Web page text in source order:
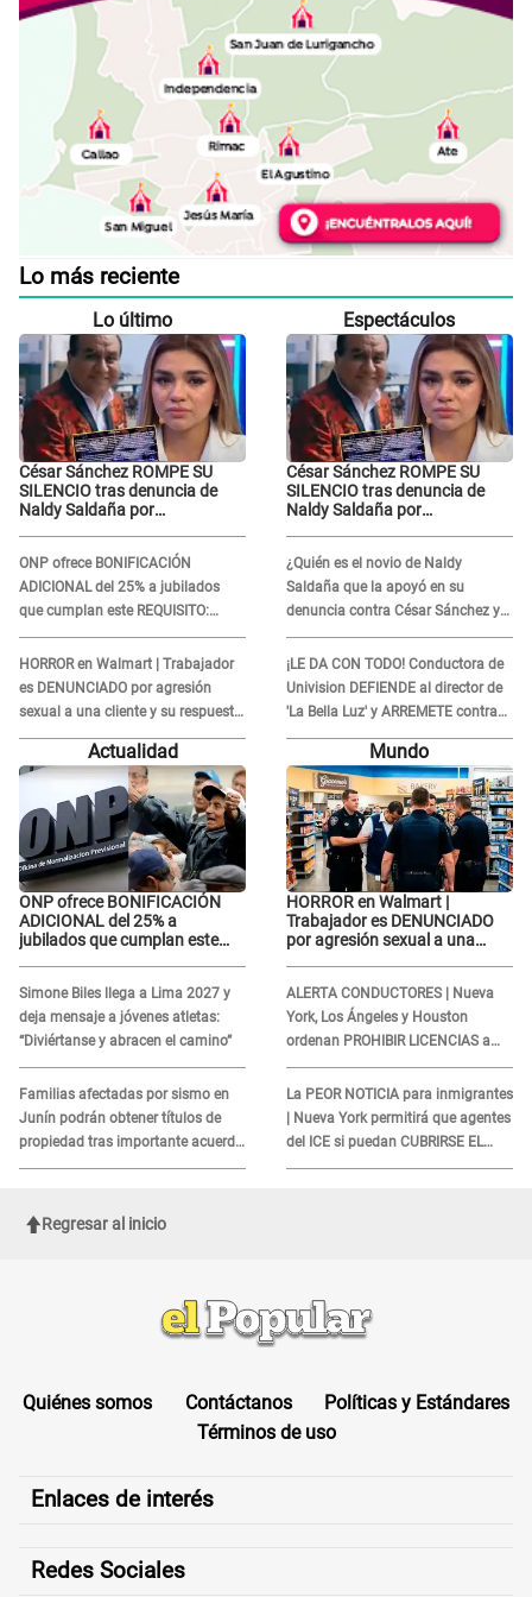
Lo más reciente
Lo último
César Sánchez ROMPE SU
SILENCIO tras denuncia de
Naldy Saldaña por
inocencia"
ONP ofrece BONIFICACIÓN
ADICIONAL del 25% a jubilados
que cumplan este REQUISITO:
revisa si accedes aquí
HORROR en Walmart | Trabajador
es DENUNCIADO por agresión
sexual a una cliente y su respuesta
INDIGNÓ A TODOS
Espectáculos
César Sánchez ROMPE SU
SILENCIO tras denuncia de
Naldy Saldaña por
inocencia"
¿Quién es el novio de Naldy
Saldaña que la apoyó en su
denuncia contra César Sánchez y
confrontó al dueño de 'La Bella
Luz'?
¡LE DA CON TODO! Conductora de
Univision DEFIENDE al director de
'La Bella Luz' y ARREMETE contra
Naldy Saldaña: “Muchas
Actualidad
ONP ofrece BONIFICACIÓN
ADICIONAL del 25% a
jubilados que cumplan este
Simone Biles llega a Lima 2027 y
deja mensaje a jóvenes atletas:
“Diviértanse y abracen el camino”
Familias afectadas por sismo en
Junín podrán obtener títulos de
propiedad tras importante acuerdo
de Cofopri
Mundo
HORROR en Walmart |
Trabajador es DENUNCIADO
por agresión sexual a una
ALERTA CONDUCTORES | Nueva
York, Los Ángeles y Houston
ordenan PROHIBIR LICENCIAS a
quienes no presenten ESTE
DOCUMENTO
La PEOR NOTICIA para inmigrantes
| Nueva York permitirá que agentes
del ICE si puedan CUBRIRSE EL
ROSTRO
Regresar al inicio
Quiénes somos Contáctanos
Políticas y Estándares
Términos de uso
Enlaces de interés
Redes Sociales